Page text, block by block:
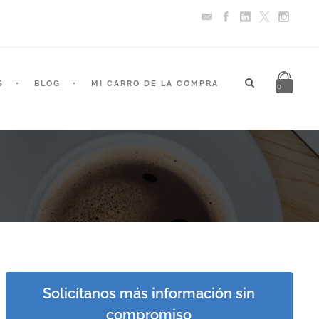
BLOG MI CARRO DE LA COMPRA 0
Solicítanos más información sin
compromiso